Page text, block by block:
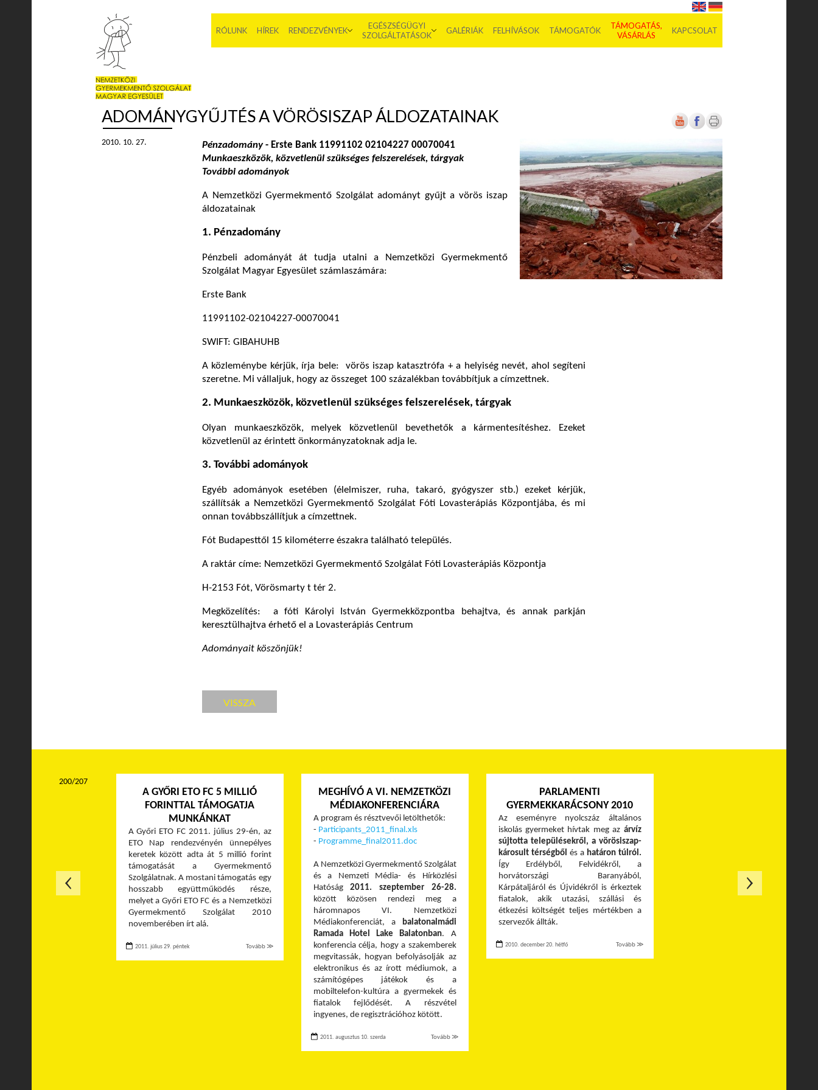
RÓLUNK HÍREK RENDEZVÉNYEK
EGÉSZSÉGÜGYI
SZOLGÁLTATÁSOK
GALÉRIÁK FELHÍVÁSOK TÁMOGATÓK
TÁMOGATÁS,
VÁSÁRLÁS
KAPCSOLAT
ADOMÁNYGYŰJTÉS A VÖRÖSISZAP ÁLDOZATAINAK
2010. 10. 27. Pénzadomány- Erste Bank 11991102 02104227 00070041
Munkaeszközök, közvetlenül szükséges felszerelések, tárgyak
További adományok
A Nemzetközi Gyermekmentő Szolgálat adományt gyűjt a vörös iszap
áldozatainak
1. Pénzadomány
Pénzbeli adományát át tudja utalni a Nemzetközi Gyermekmentő
Szolgálat Magyar Egyesület számlaszámára:
Erste Bank
11991102-02104227-00070041
SWIFT: GIBAHUHB
A közleménybe kérjük, írja bele: vörös iszap katasztrófa + a helyiség nevét, ahol segíteni
szeretne. Mi vállaljuk, hogy az összeget 100 százalékban továbbítjuk a címzettnek.
2. Munkaeszközök, közvetlenül szükséges felszerelések, tárgyak
Olyan munkaeszközök, melyek közvetlenül bevethetők a kármentesítéshez. Ezeket
közvetlenül az érintett önkormányzatoknak adja le.
3. További adományok
Egyéb adományok esetében (élelmiszer, ruha, takaró, gyógyszer stb.) ezeket kérjük,
szállítsák a Nemzetközi Gyermekmentő Szolgálat Fóti Lovasterápiás Központjába, és mi
onnan továbbszállítjuk a címzettnek.
Fót Budapesttől 15 kilométerre északra található település.
A raktár címe: Nemzetközi Gyermekmentő Szolgálat Fóti Lovasterápiás Központja
H-2153 Fót, Vörösmarty t tér 2.
Megközelítés: a fóti Károlyi István Gyermekközpontba behajtva, és annak parkján
keresztülhajtva érhető el a Lovasterápiás Centrum
Adományait köszönjük!
VISSZA
A GYŐRI ETO FC 5 MILLIÓ
FORINTTAL TÁMOGATJA
MUNKÁNKAT
A Győri ETO FC 2011. július 29-én, az
ETO Nap rendezvényén ünnepélyes
keretek között adta át 5 millió forint
támogatását a Gyermekmentő
Szolgálatnak. A mostani támogatás egy
hosszabb együttműködés része,
melyet a Győri ETO FC és a Nemzetközi
Gyermekmentő Szolgálat 2010
novemberében írt alá.
2011. július 29. péntek Tovább ≫
MEGHÍVÓ A VI. NEMZETKÖZI
MÉDIAKONFERENCIÁRA
A program és résztvevői letölthetők:
- Participants_2011_final.xls
- Programme_final2011.doc
A Nemzetközi Gyermekmentő Szolgálat
és a Nemzeti Média- és Hírközlési
Hatóság2011. szeptember 26-28.
között közösen rendezi meg a
háromnapos VI. Nemzetközi
Médiakonferenciát, a balatonalmádi
Ramada Hotel Lake Balatonban. A
konferencia célja, hogy a szakemberek
megvitassák, hogyan befolyásolják az
elektronikus és az írott médiumok, a
számítógépes játékok és a
mobiltelefon-kultúra a gyermekek és
fiatalok fejlődését. A részvétel
ingyenes, de regisztrációhoz kötött.
2011. augusztus 10. szerda Tovább ≫
PARLAMENTI
GYERMEKKARÁCSONY 2010
Az eseményre nyolcszáz általános
iskolás gyermeket hívtak meg az árvíz
sújtotta településekről, a vörösiszap-
károsult térségből és a határon túlról.
Így Erdélyből, Felvidékről, a
horvátországi Baranyából,
Kárpátaljáról és Újvidékről is érkeztek
fiatalok, akik utazási, szállási és
étkezési költségét teljes mértékben a
szervezők állták.
2010. december 20. hétfő Tovább ≫
200/207